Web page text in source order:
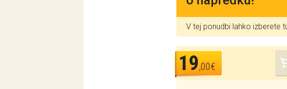
V tej ponudbi lahko izberete
19,00€